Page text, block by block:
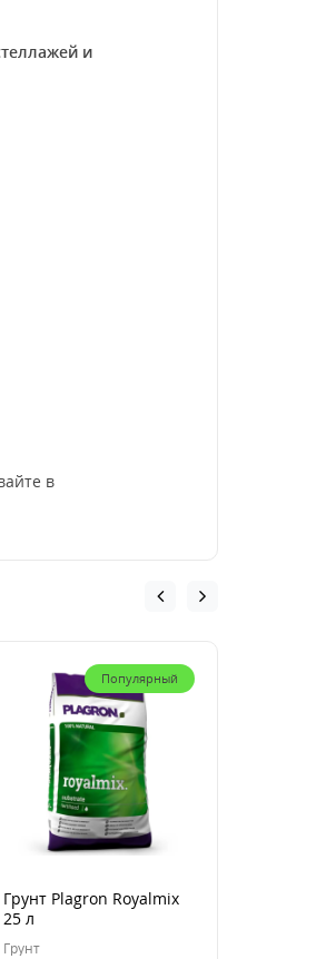
и
в
Популярный
Грунт Plagron Royalmix
25 л
Грунт